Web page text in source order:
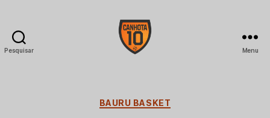
Pesquisar Menu
Categorias
BAURU BASKET